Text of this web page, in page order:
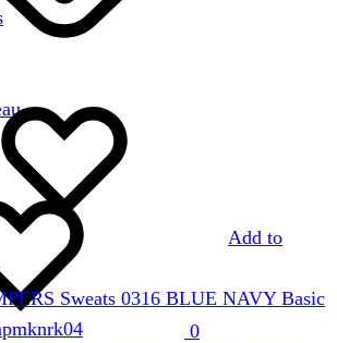
0
variations.
Les
peuvent
être
choisies
sur
page
du
produit
Add to